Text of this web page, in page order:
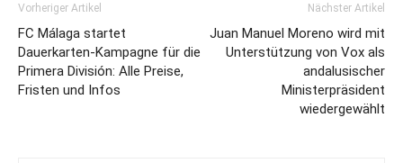
Vorheriger Artikel
FC Málaga startet
Dauerkarten-Kampagne für die
Primera División: Alle Preise,
Fristen und Infos
Nächster Artikel
Juan Manuel Moreno wird mit
Unterstützung von Vox als
andalusischer
Ministerpräsident
wiedergewählt